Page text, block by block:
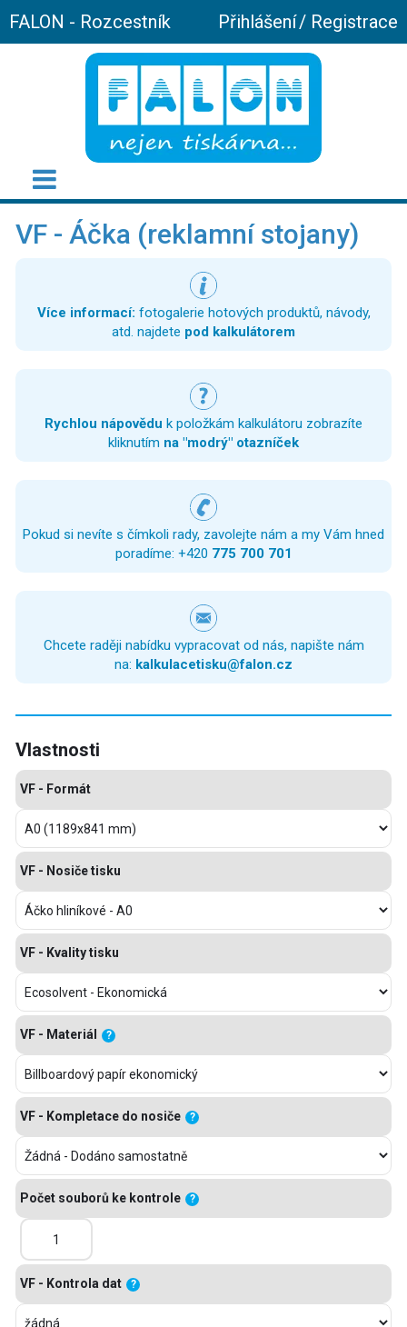
FALON - Rozcestník Přihlášení/ Registrace
VF - Áčka (reklamní stojany)
Více informací: fotogalerie hotových produktů, návody,
atd. najdete pod kalkulátorem
Rychlou nápovědu k položkám kalkulátoru zobrazíte
kliknutím na "modrý" otazníček
Pokud si nevíte s čímkoli rady, zavolejte nám a my Vám hned
poradíme: +420 775 700 701
Chcete raději nabídku vypracovat od nás, napište nám
na: kalkulacetisku@falon.cz
Vlastnosti
VF - Formát
VF - Nosiče tisku
VF - Kvality tisku
VF - Materiál ?
VF - Kompletace do nosiče ?
Počet souborů ke kontrole ?
VF - Kontrola dat ?